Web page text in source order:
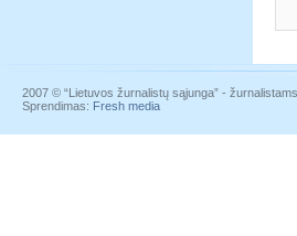
2007 © “Lietuvos žurnalistų sąjunga” -
Sprendimas: Fresh media